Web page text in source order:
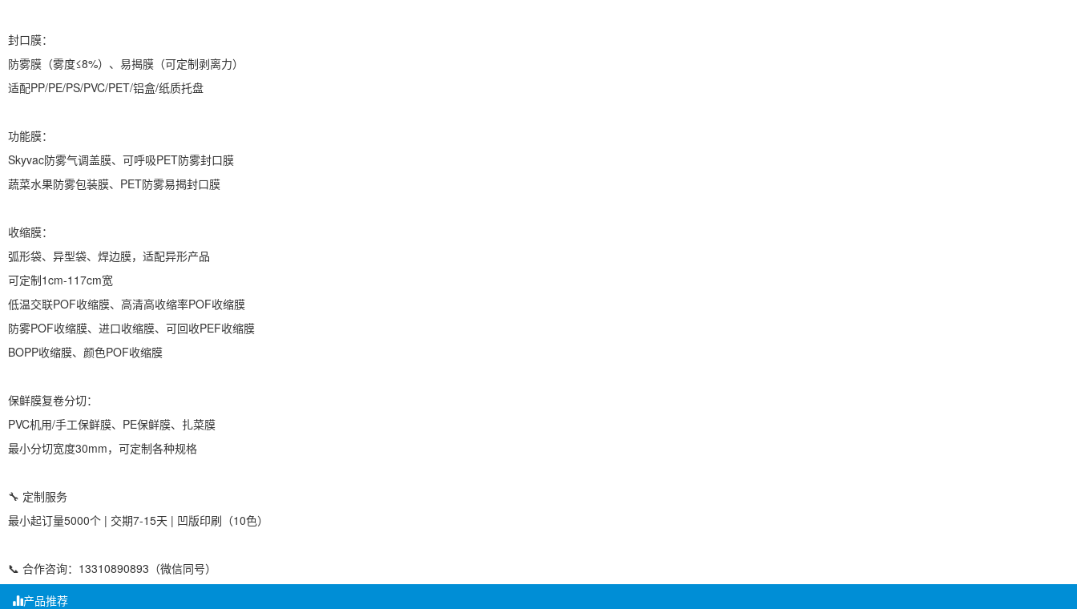
封口膜：
防雾膜（雾度≤8%）、易揭膜（可定制剥离力）
适配PP/PE/PS/PVC/PET/铝盒/纸质托盘
功能膜：
Skyvac防雾气调盖膜、可呼吸PET防雾封口膜
蔬菜水果防雾包装膜、PET防雾易揭封口膜
收缩膜：
弧形袋、异型袋、焊边膜，适配异形产品
可定制1cm-117cm宽
低温交联POF收缩膜、高清高收缩率POF收缩膜
防雾POF收缩膜、进口收缩膜、可回收PEF收缩膜
BOPP收缩膜、颜色POF收缩膜
保鲜膜复卷分切：
PVC机用/手工保鲜膜、PE保鲜膜、扎菜膜
最小分切宽度30mm，可定制各种规格
🔧 定制服务
最小起订量5000个 | 交期7-15天 | 凹版印刷（10色）
📞 合作咨询：13310890893（微信同号）
产品推荐